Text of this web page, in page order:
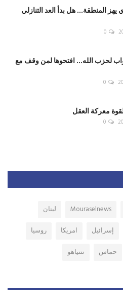
المنطقة... هل بدأ العد التنازلي
0
لحزب الله... افتحوها لمن وقف مع
0
معركة العقل
0
Mouraselnews
لبنان
إسرائيل امريكا
روسيا
حماس نتنياهو